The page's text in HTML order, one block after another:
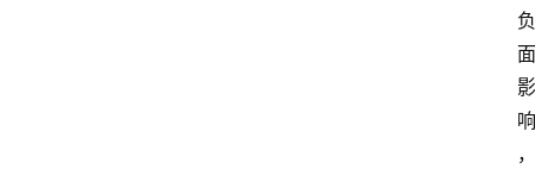
负
面
影
响
，